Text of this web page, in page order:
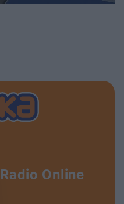
Radio Online